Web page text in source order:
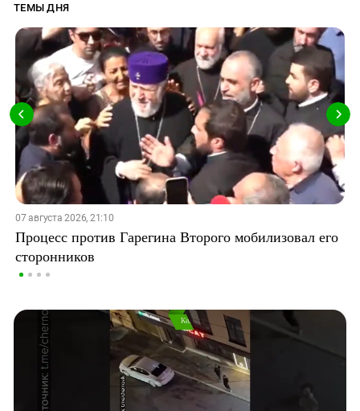
ТЕМЫ ДНЯ
07 августа 2026, 21:10
Процесс против Гарегина Второго мобилизовал его
сторонников